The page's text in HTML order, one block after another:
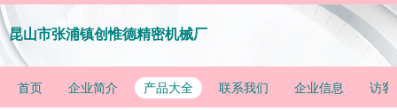
昆山市张浦镇创惟德精密机械厂
首页 企业简介 产品大全 联系我们 企业信息 访客